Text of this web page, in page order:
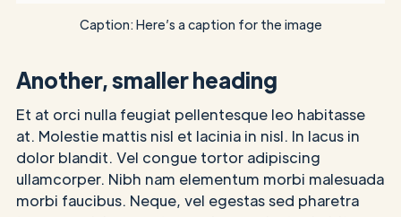
Caption: Here’s a caption for the image
Another, smaller heading
Et at orci nulla feugiat pellentesque leo habitasse
at. Molestie mattis nisl et lacinia in nisl. In lacus in
dolor blandit. Vel congue tortor adipiscing
ullamcorper. Nibh nam elementum morbi malesuada
morbi faucibus. Neque, vel egestas sed pharetra